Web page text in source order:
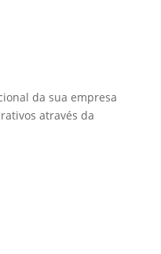
da sua empresa
através da